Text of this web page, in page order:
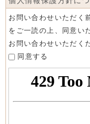
お問い合わせいただく
をご一読の上、同意い
お問い合わせいただく
同意する